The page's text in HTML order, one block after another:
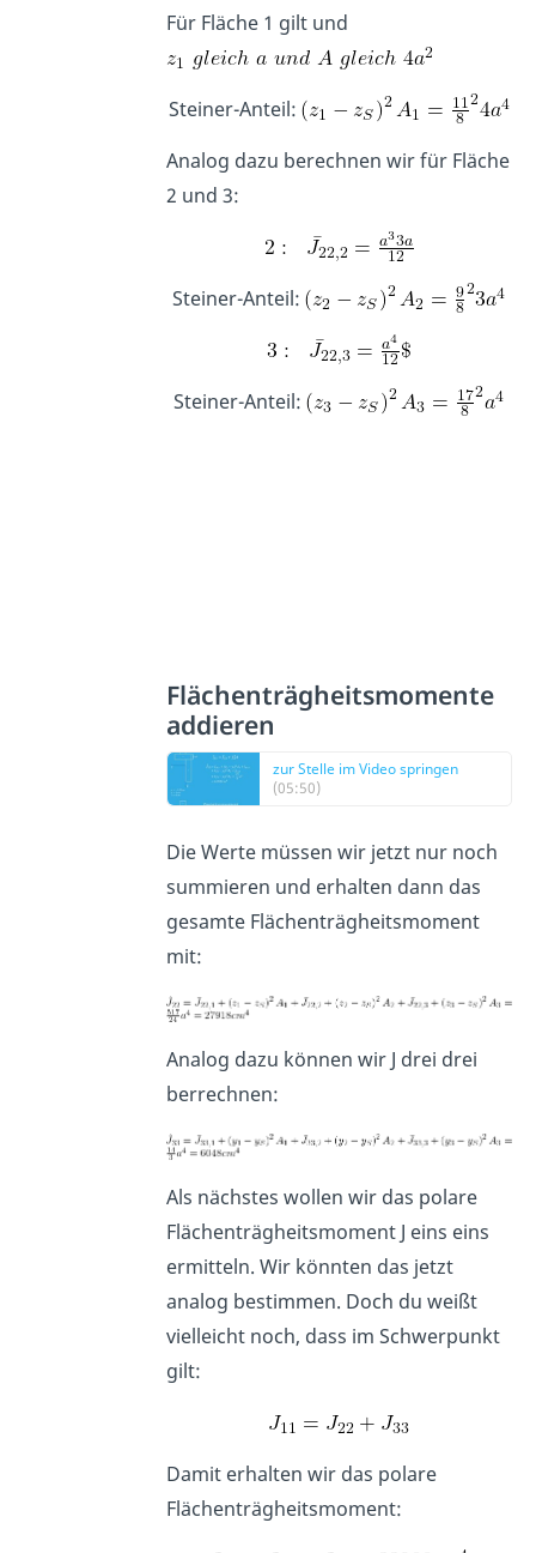
Für Fläche 1 gilt und
Steiner-Anteil:
Analog dazu berechnen wir für Fläche
2 und 3:
Steiner-Anteil:
Steiner-Anteil:
Flächenträgheitsmomente
addieren
zur Stelle im Video springen
(05:50)
Die Werte müssen wir jetzt nur noch
summieren und erhalten dann das
gesamte Flächenträgheitsmoment
mit:
Analog dazu können wir J drei drei
berrechnen:
Als nächstes wollen wir das polare
Flächenträgheitsmoment J eins eins
ermitteln. Wir könnten das jetzt
analog bestimmen. Doch du weißt
vielleicht noch, dass im Schwerpunkt
gilt:
Damit erhalten wir das polare
Flächenträgheitsmoment: